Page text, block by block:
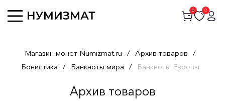
0 0
Магазин монет Numizmat.ru / Архив товаров /
Бонистика / Банкноты мира / Банкноты Европы
Архив товаров